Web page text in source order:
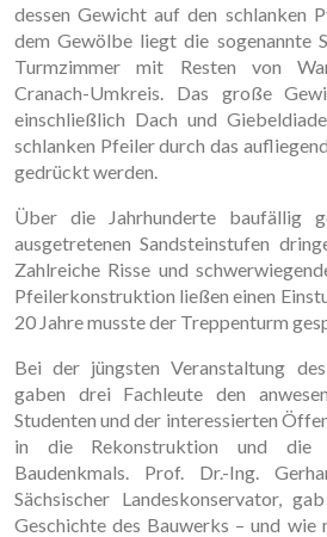
dessen Gewicht auf den schlanken
dem Gewölbe liegt die sogenannte
Turmzimmer mit Resten von
Cranach-Umkreis. Das große
einschließlich Dach und
schlanken Pfeiler durch das
gedrückt werden.
Über die Jahrhunderte baufällig
ausgetretenen Sandsteinstufen
Zahlreiche Risse und
Pfeilerkonstruktion ließen einen
20 Jahre musste der Treppenturm
Bei der jüngsten Veranstaltung
gaben drei Fachleute den
Studenten und der interessierten
in die Rekonstruktion und die
Baudenkmals. Prof. Dr.-Ing.
Sächsischer Landeskonservator,
Geschichte des Bauwerks – und